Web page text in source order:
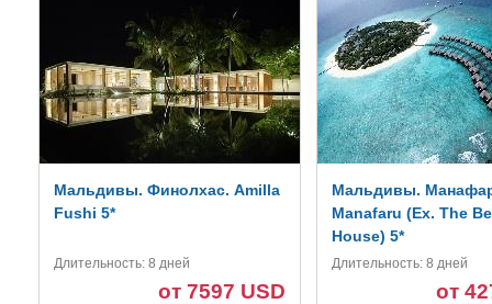
Мальдивы. Финолхас. Amilla
Fushi 5*
Длительность: 8 дней
от 7597 USD
Мальдивы.
Manafaru (Ex. The
House) 5*
Длительность: 8 дней
от